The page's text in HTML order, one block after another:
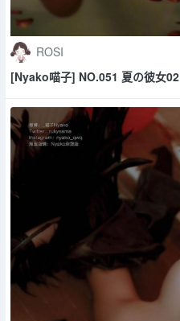
ROSI
[Nyako喵子] NO.051 夏の彼女02